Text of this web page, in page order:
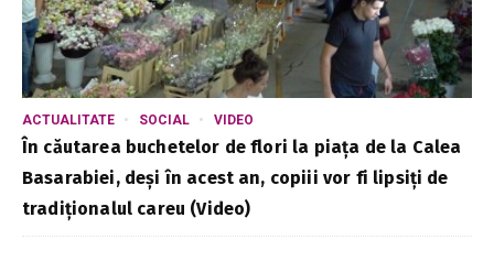
ACTUALITATE SOCIAL VIDEO
În căutarea buchetelor de flori la piața de la Calea
Basarabiei, deși în acest an, copiii vor fi lipsiți de
tradiționalul careu (Video)